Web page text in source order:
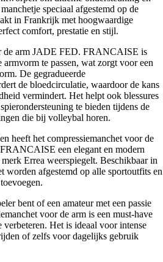
speciaal afgestemd op de
in Frankrijk met hoogwaardige
comfort, prestatie en stijl.
de arm JADE FED. FRANCAISE is
te passen, wat zorgt voor een
De gegradueerde
de bloedcirculatie, waardoor de kans
vermindert. Het helpt ook blessures
te bieden tijdens de
die bij volleybal horen.
heeft het compressiemanchet voor de
een elegant en modern
Errea weerspiegelt. Beschikbaar in
worden afgestemd op alle sportoutfits en
bent of een amateur met een passie
voor de arm is een must-have
verbeteren. Het is ideaal voor intense
of zelfs voor dagelijks gebruik